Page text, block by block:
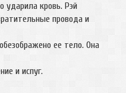
ударила кровь. Рэй
провода и
ее тело. Она
и испуг.